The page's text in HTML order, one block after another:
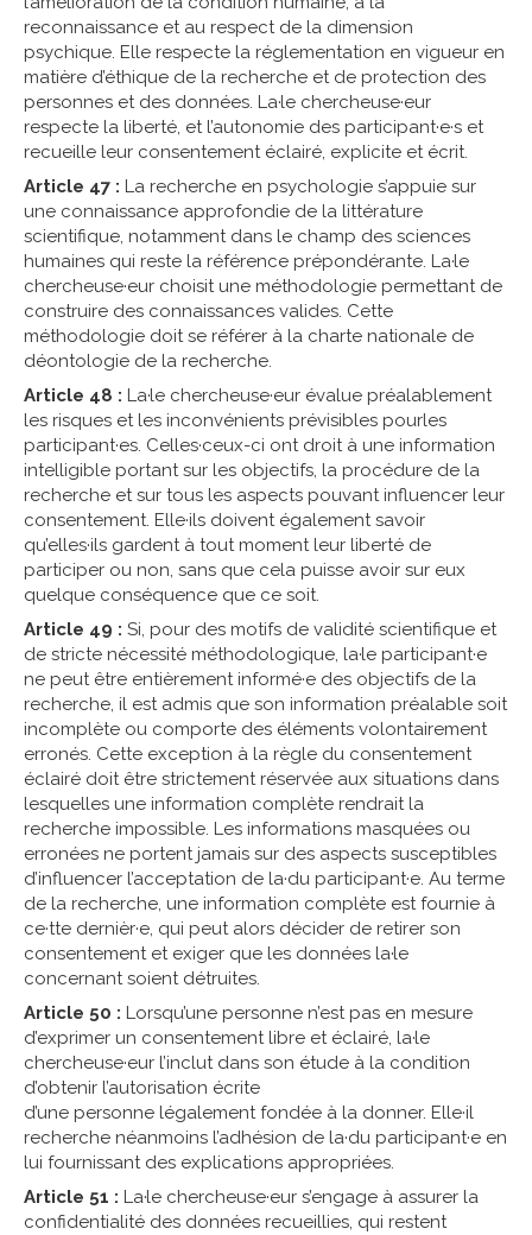
reconnaissance et au respect de la dimension
psychique. Elle respecte la réglementation en vigueur en
matière d’éthique de la recherche et de protection des
personnes et des données. La·le chercheuse·eur
respecte la liberté, et l’autonomie des participant·e·s et
recueille leur consentement éclairé, explicite et écrit.
Article 47 : La recherche en psychologie s’appuie sur
une connaissance approfondie de la littérature
scientifique, notamment dans le champ des sciences
humaines qui reste la référence prépondérante. La·le
chercheuse·eur choisit une méthodologie permettant de
construire des connaissances valides. Cette
méthodologie doit se référer à la charte nationale de
déontologie de la recherche.
Article 48 : La·le chercheuse·eur évalue préalablement
les risques et les inconvénients prévisibles pourles
participant·es. Celles·ceux-ci ont droit à une information
intelligible portant sur les objectifs, la procédure de la
recherche et sur tous les aspects pouvant influencer leur
consentement. Elle·ils doivent également savoir
qu’elles·ils gardent à tout moment leur liberté de
participer ou non, sans que cela puisse avoir sur eux
quelque conséquence que ce soit.
Article 49 : Si, pour des motifs de validité scientifique et
de stricte nécessité méthodologique, la·le participant·e
ne peut être entièrement informé·e des objectifs de la
recherche, il est admis que son information préalable soit
incomplète ou comporte des éléments volontairement
erronés. Cette exception à la règle du consentement
éclairé doit être strictement réservée aux situations dans
lesquelles une information complète rendrait la
recherche impossible. Les informations masquées ou
erronées ne portent jamais sur des aspects susceptibles
d’influencer l’acceptation de la·du participant·e. Au terme
de la recherche, une information complète est fournie à
ce·tte dernièr·e, qui peut alors décider de retirer son
consentement et exiger que les données la·le
concernant soient détruites.
Article 50 : Lorsqu’une personne n’est pas en mesure
d’exprimer un consentement libre et éclairé, la·le
chercheuse·eur l’inclut dans son étude à la condition
d’obtenir l’autorisation écrite
d’une personne légalement fondée à la donner. Elle·il
recherche néanmoins l’adhésion de la·du participant·e en
lui fournissant des explications appropriées.
Article 51 : La·le chercheuse·eur s’engage à assurer la
confidentialité des données recueillies, qui restent